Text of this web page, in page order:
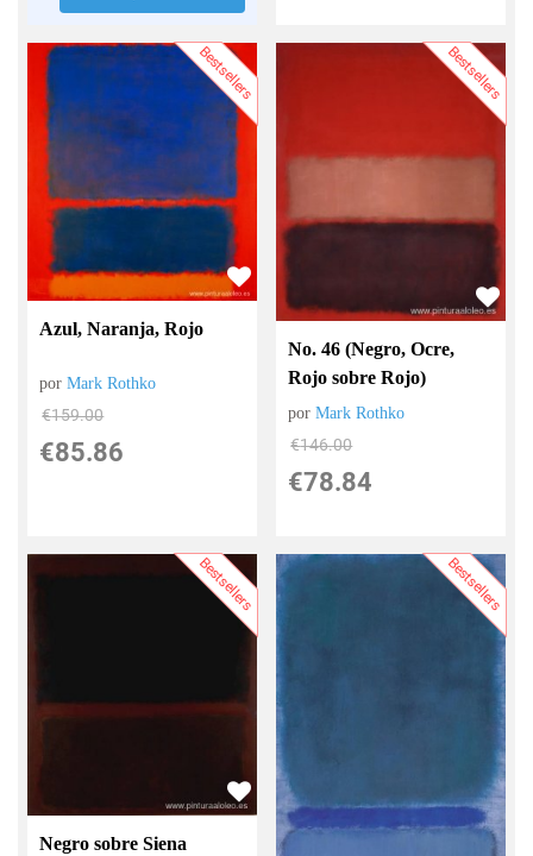
Bestsellers
Azul, Naranja, Rojo
porMark Rothko
€159.00
€85.86
Bestsellers
No. 46 (Negro, Ocre,
Rojo sobre Rojo)
porMark Rothko
€146.00
€78.84
Bestsellers
Negro sobre Siena
Bestsellers